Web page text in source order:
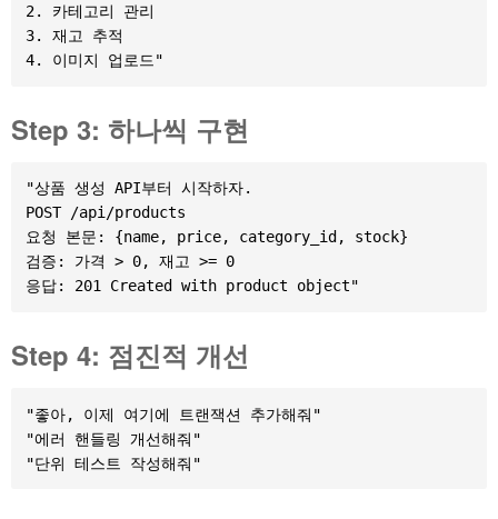
2. 카테고리 관리
3. 재고 추적
Step 3: 하나씩 구현
"상품 생성 API부터 시작하자.
POST /api/products
요청 본문: {name, price, category_id, stock}
검증: 가격 > 0, 재고 >= 0
Step 4: 점진적 개선
"좋아, 이제 여기에 트랜잭션 추가해줘"
"에러 핸들링 개선해줘"